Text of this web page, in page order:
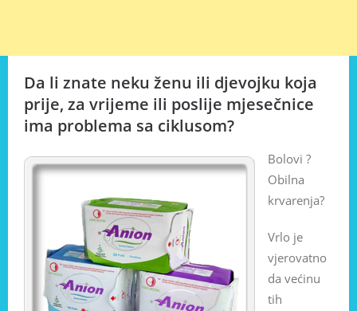
Da li znate neku ženu ili djevojku koja
prije, za vrijeme ili poslije mjesečnice
ima problema sa ciklusom?
Bolovi ?
Obilna
krvarenja?
Vrlo je
vjerovatno
da većinu
tih